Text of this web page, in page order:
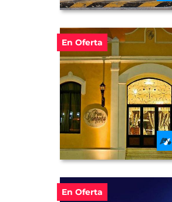
En Oferta
En Oferta